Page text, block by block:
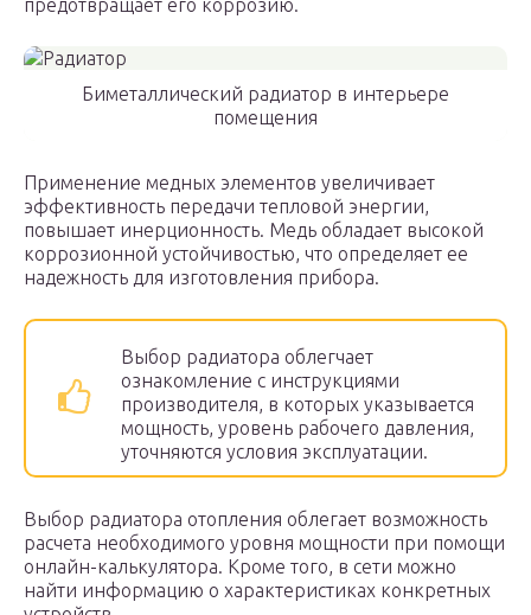
предотвращает его коррозию.
Биметаллический радиатор в интерьере
помещения
Применение медных элементов увеличивает
эффективность передачи тепловой энергии,
повышает инерционность. Медь обладает высокой
коррозионной устойчивостью, что определяет ее
надежность для изготовления прибора.
Выбор радиатора облегчает
ознакомление с инструкциями
производителя, в которых указывается
мощность, уровень рабочего давления,
уточняются условия эксплуатации.
Выбор радиатора отопления облегает возможность
расчета необходимого уровня мощности при помощи
онлайн-калькулятора. Кроме того, в сети можно
найти информацию о характеристиках конкретных